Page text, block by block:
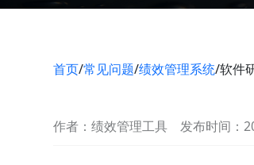
首页/常见问题/绩效管理系统/软件
作者：绩效管理工具 发布时间：